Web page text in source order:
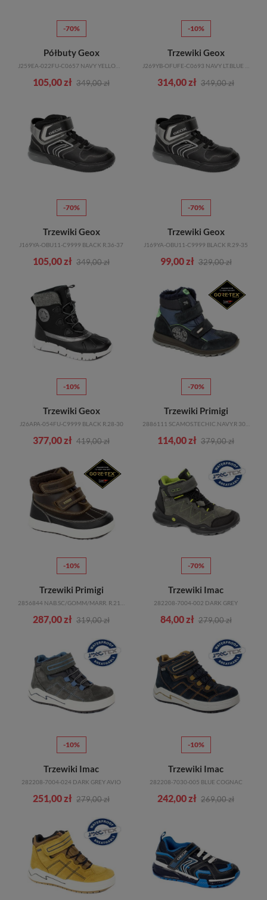
-70%
Półbuty Geox
J259EA-022FU-C0657 NAVY YELLOW R.28-35
105,00 zł 349,00 zł
-10%
Trzewiki Geox
314,00 zł 349,00 zł
-70%
Trzewiki Geox
J169YA-OBU11-C9999 BLACK R.36-37
105,00 zł 349,00 zł
-70%
Trzewiki Geox
J169YA-OBU11-C9999 BLACK R.29-35
99,00 zł 329,00 zł
-10%
Trzewiki Geox
J26APA-054FU-C9999 BLACK R.28-30
377,00 zł 419,00 zł
-70%
Trzewiki Primigi
114,00 zł 379,00 zł
-10%
Trzewiki Primigi
287,00 zł 319,00 zł
-70%
Trzewiki Imac
282208-7004-002 DARK GREY
84,00 zł 279,00 zł
-10%
Trzewiki Imac
282208-7004-024 DARK GREY AVIO
251,00 zł 279,00 zł
-10%
Trzewiki Imac
282208-7030-005 BLUE COGNAC
242,00 zł 269,00 zł